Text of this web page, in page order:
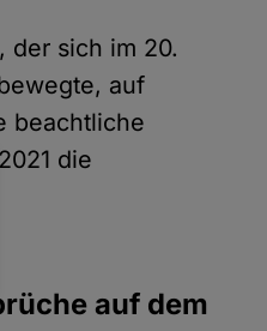
der sich im 20.
auf
beachtliche
die
auf dem